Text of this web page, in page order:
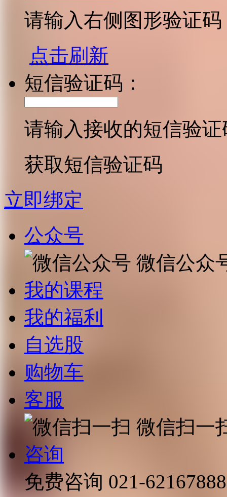
请输入右侧图形验证码
点击刷新
短信验证码：
请输入接收的短信验证
获取短信验证码
立即绑定
公众号
微信公众
我的课程
我的福利
自选股
购物车
客服
微信扫一
咨询
免费咨询 021-62167888